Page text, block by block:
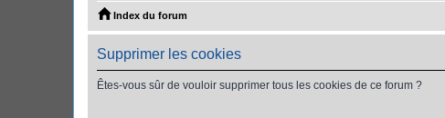
Index du forum
Supprimer les cookies
Êtes-vous sûr de vouloir supprimer tous les cookies de ce forum ?